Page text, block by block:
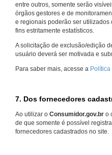
entre outros, somente serão
órgãos gestores e de
e regionais poderão ser
fins estritamente estatísticos.
A solicitação de exclusão/edição
usuário deverá ser motivada e
Para saber mais, acesse a Política
7. Dos fornecedores
Ao utilizar o Consumidor.gov.br o
de que somente é possível
fornecedores cadastrados no site.